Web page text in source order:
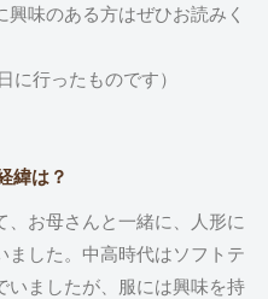
味のある方はぜひお読みく
に行ったものです）
緯は？
お母さんと一緒に、人形に
ました。中高時代はソフトテ
いましたが、服には興味を持